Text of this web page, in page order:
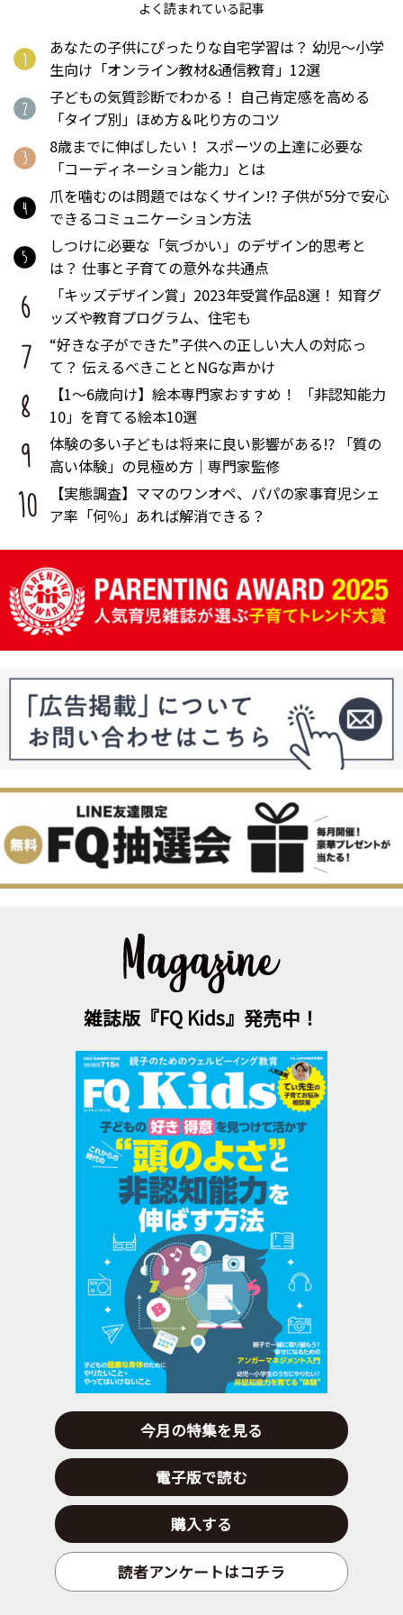
よく読まれている記事
あなたの子供にぴったりな自宅学習は？ 幼児〜小学
生向け「オンライン教材&通信教育」12選
子どもの気質診断でわかる！ 自己肯定感を高める
「タイプ別」ほめ方＆叱り方のコツ
8歳までに伸ばしたい！ スポーツの上達に必要な
「コーディネーション能力」とは
爪を噛むのは問題ではなくサイン!? 子供が5分で安心
できるコミュニケーション方法
しつけに必要な「気づかい」のデザイン的思考と
は？ 仕事と子育ての意外な共通点
「キッズデザイン賞」2023年受賞作品8選！ 知育グ
ッズや教育プログラム、住宅も
“好きな子ができた”子供への正しい大人の対応っ
て？ 伝えるべきこととNGな声かけ
【1～6歳向け】絵本専門家おすすめ！ 「非認知能力
10」を育てる絵本10選
体験の多い子どもは将来に良い影響がある!? 「質の
高い体験」の見極め方｜専門家監修
【実態調査】ママのワンオペ、パパの家事育児シェ
ア率「何％」あれば解消できる？
雑誌版『FQ Kids』発売中！
今月の特集を見る
電子版で読む
購入する
読者アンケートはコチラ